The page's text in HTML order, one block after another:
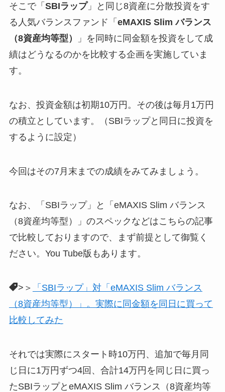
そこで「 SBIラップ」と同じ8資産に分散投資をす
る人気バランスファンド「 eMAXIS Slim バランス
（8資産均等型）
」を同時に同金額を投資をして成
績はどうなるのかを比較する企画を実施していま
す。
なお、投資金額は初期10万円。その後は毎月1万円
の積立としています。（SBIラップと同日に投資を
するように設定）
今回はその7月末までの成績をみてみましょう。
なお、「SBIラップ」と「eMAXIS Slim バランス
（8資産均等型）」のスペックなどはこちらの記事
で比較しておりますので、まず前提として御覧く
ださい。You Tube版もあります。
>＞
「SBIラップ」対「eMAXIS Slim バランス
（8資産均等型）」。実際に同金額を同日に買って
比較してみた
それでは実際にスタート時10万円、追加で毎月同
じ日に1万円ずつ4回、合計14万円を同じ日に買っ
たSBIラップとeMAXIS Slim バランス（8資産均等